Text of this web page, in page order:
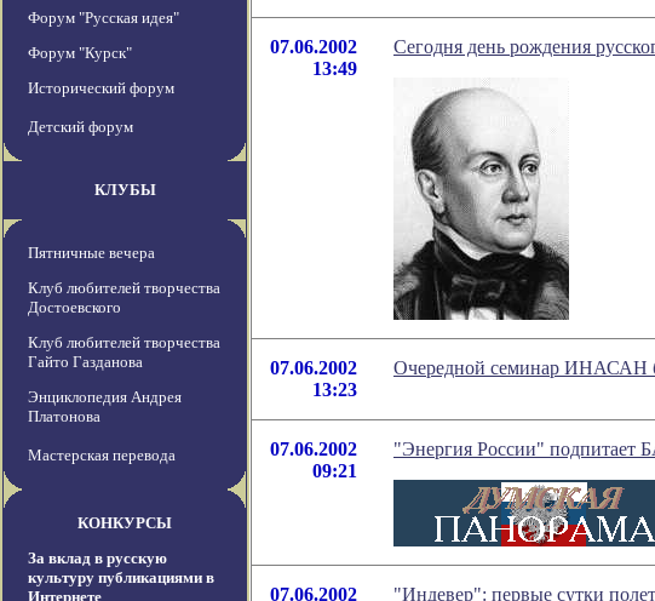
Форум "Русская идея"
Форум "Курск"
Исторический форум
Детский форум
КЛУБЫ
Пятничные вечера
Клуб любителей творчества
Достоевского
Клуб любителей творчества
Гайто Газданова
Энциклопедия Андрея
Платонова
Мастерская перевода
КОНКУРСЫ
За вклад в русскую
культуру публикациями в
Интернете
07.06.2002
13:49
Сегодня день рождения
07.06.2002
13:23
Очередной семинар ИHАСАH
07.06.2002
09:21
"Энергия России" подпитает
07.06.2002
"Индевер": первые сутки